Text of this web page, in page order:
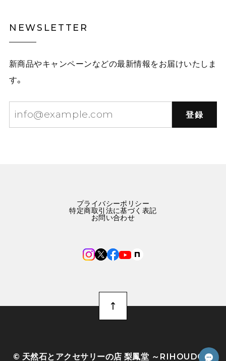
NEWSLETTER
新商品やキャンペーンなどの最新情報をお届けいたしま
す。
登録
プライバシーポリシー
特定商取引法に基づく表記
お問い合わせ
©︎ 天然石とアクセサリーの店 梨鳳堂 ～RIHOUDO～